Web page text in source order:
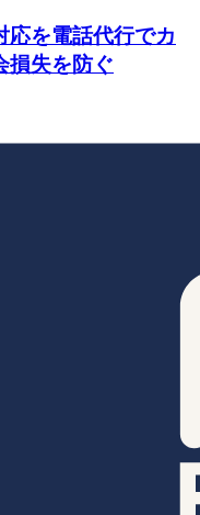
応を電話代行でカ
損失を防ぐ